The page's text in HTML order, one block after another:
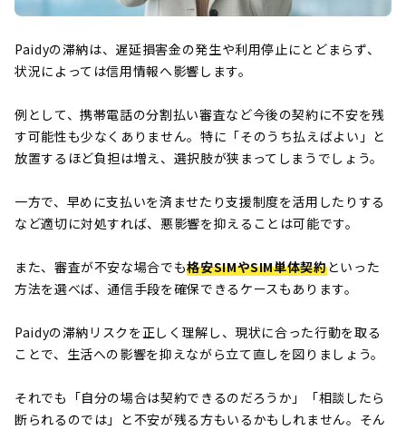
Paidyの滞納は、遅延損害金の発生や利用停止にとどまらず、
状況によっては信用情報へ影響します。
例として、携帯電話の分割払い審査など今後の契約に不安を残
す可能性も少なくありません。特に「そのうち払えばよい」と
放置するほど負担は増え、選択肢が狭まってしまうでしょう。
一方で、早めに支払いを済ませたり支援制度を活用したりする
など適切に対処すれば、悪影響を抑えることは可能です。
また、審査が不安な場合でも格安SIMやSIM単体契約といった
方法を選べば、通信手段を確保できるケースもあります。
Paidyの滞納リスクを正しく理解し、現状に合った行動を取る
ことで、生活への影響を抑えながら立て直しを図りましょう。
それでも「自分の場合は契約できるのだろうか」「相談したら
断られるのでは」と不安が残る方もいるかもしれません。そん